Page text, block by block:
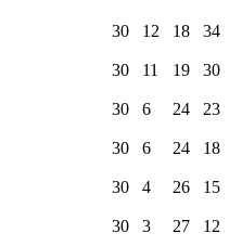
30 12 18 34
30 11 19 30
30 6 24 23
30 6 24 18
30 4 26 15
30 3 27 12